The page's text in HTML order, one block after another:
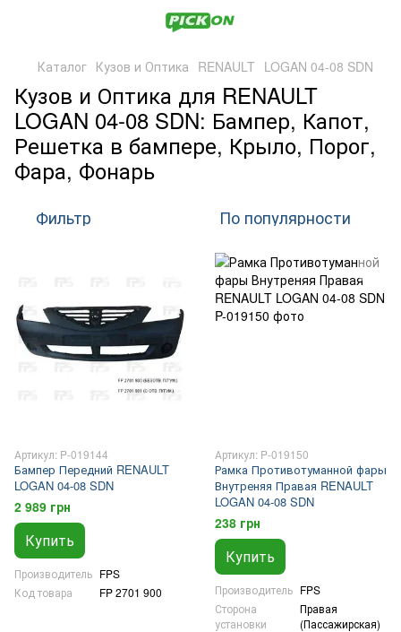
Каталог Кузов и Оптика RENAULT LOGAN 04-08 SDN
Кузов и Оптика для RENAULT
LOGAN 04-08 SDN: Бампер, Капот,
Решетка в бампере, Крыло, Порог,
Фара, Фонарь
Фильтр По популярности
Артикул: P-019144
Бампер Передний RENAULT
LOGAN 04-08 SDN
2 989 грн
Купить
Производитель FPS
Код товара
FP 2701 900
Артикул: P-019150
Рамка Противотуманной фары
Внутреняя Правая RENAULT
LOGAN 04-08 SDN
238 грн
Купить
Производитель FPS
Сторона
установки
Правая
(Пассажирская)